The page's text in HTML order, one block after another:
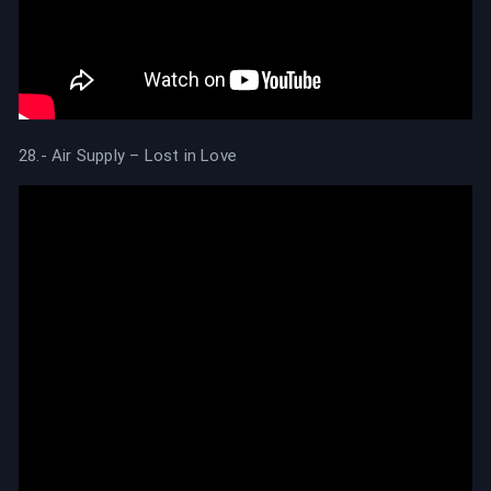
28.- Air Supply – Lost in Love